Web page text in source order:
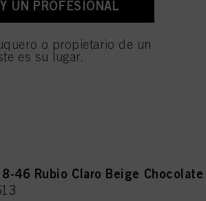
7-65 Rubio Medio Chocolate
8-46 Rubio Claro Beige
UN PROFESIONAL
o propietario de un
es su lugar.
para todos los fines antes mencionados. Si hace